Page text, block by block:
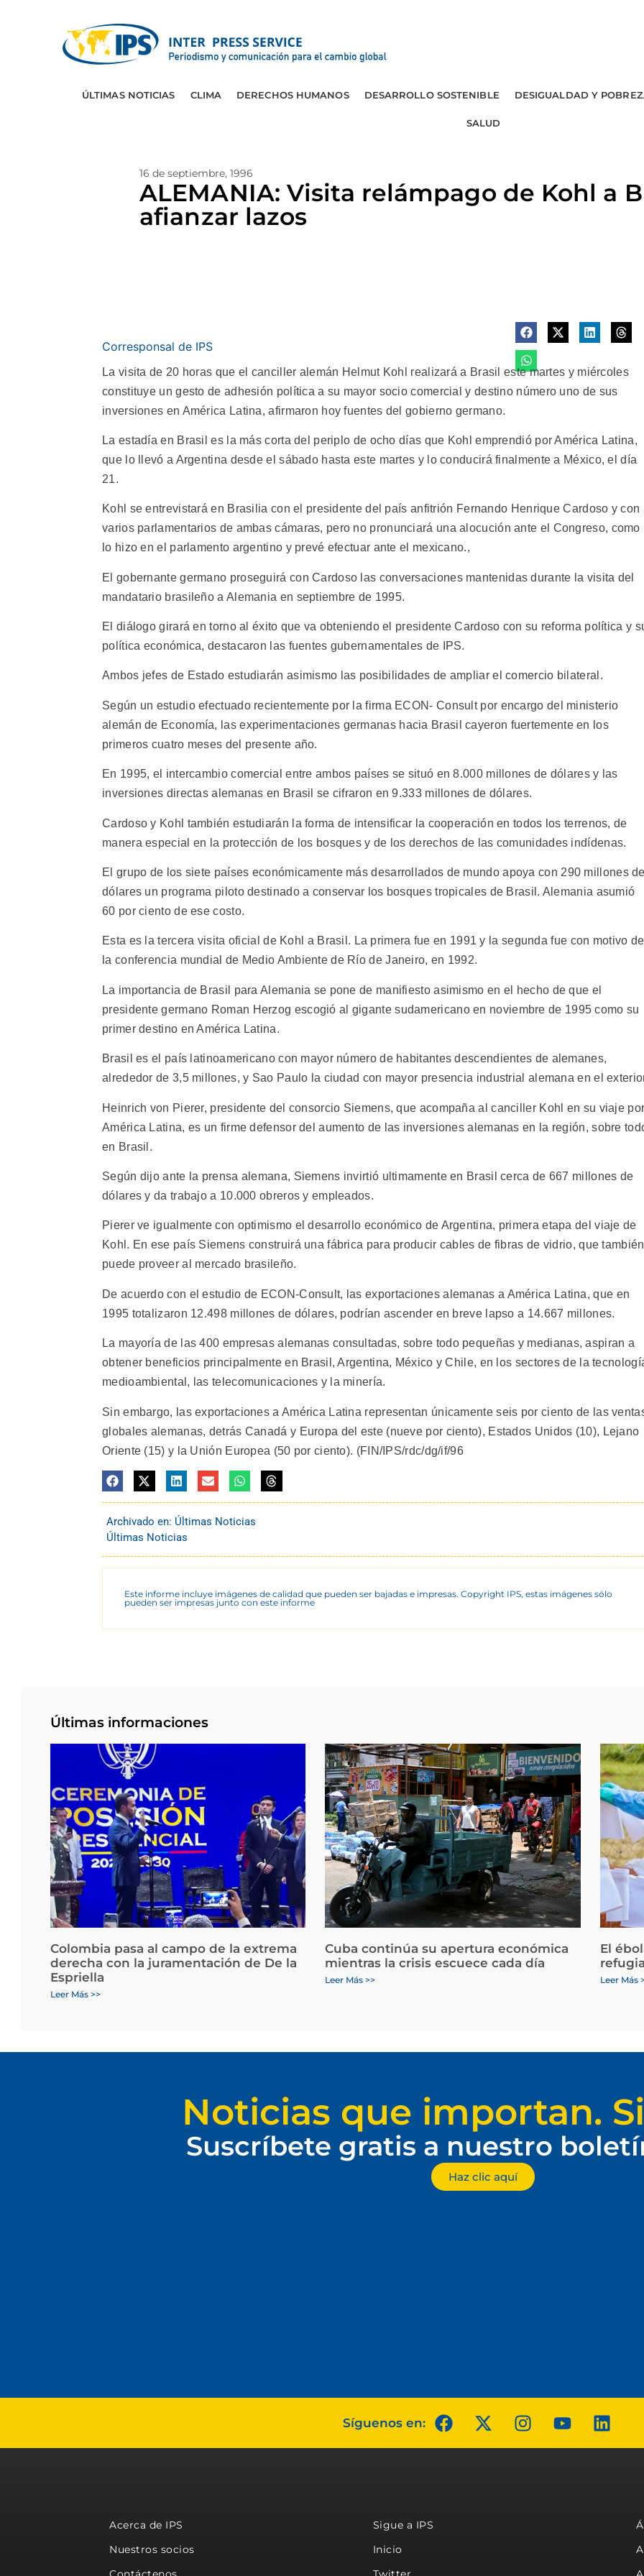
ÚLTIMAS NOTICIAS CLIMA DERECHOS HUMANOS DESARROLLO SOSTENIBLE DESIGUALDAD Y
SALUD
16 de septiembre, 1996
ALEMANIA: Visita relámpago de Kohl a
afianzar lazos
Corresponsal de IPS
La visita de 20 horas que el canciller alemán Helmut Kohl realizará a Brasil este martes y miércoles
constituye un gesto de adhesión política a su mayor socio comercial y destino número uno de sus
inversiones en América Latina, afirmaron hoy fuentes del gobierno germano.
La estadía en Brasil es la más corta del periplo de ocho días que Kohl emprendió por América Latina,
que lo llevó a Argentina desde el sábado hasta este martes y lo conducirá finalmente a México, el día
21.
Kohl se entrevistará en Brasilia con el presidente del país anfitrión Fernando Henrique Cardoso y con
varios parlamentarios de ambas cámaras, pero no pronunciará una alocución ante el Congreso, como
lo hizo en el parlamento argentino y prevé efectuar ante el mexicano.,
El gobernante germano proseguirá con Cardoso las conversaciones mantenidas durante la visita del
mandatario brasileño a Alemania en septiembre de 1995.
El diálogo girará en torno al éxito que va obteniendo el presidente Cardoso con su reforma política y
política económica, destacaron las fuentes gubernamentales de IPS.
Ambos jefes de Estado estudiarán asimismo las posibilidades de ampliar el comercio bilateral.
Según un estudio efectuado recientemente por la firma ECON- Consult por encargo del ministerio
alemán de Economía, las experimentaciones germanas hacia Brasil cayeron fuertemente en los
primeros cuatro meses del presente año.
En 1995, el intercambio comercial entre ambos países se situó en 8.000 millones de dólares y las
inversiones directas alemanas en Brasil se cifraron en 9.333 millones de dólares.
Cardoso y Kohl también estudiarán la forma de intensificar la cooperación en todos los terrenos, de
manera especial en la protección de los bosques y de los derechos de las comunidades indídenas.
El grupo de los siete países económicamente más desarrollados de mundo apoya con 290 millones
dólares un programa piloto destinado a conservar los bosques tropicales de Brasil. Alemania asumió
60 por ciento de ese costo.
Esta es la tercera visita oficial de Kohl a Brasil. La primera fue en 1991 y la segunda fue con motivo de
la conferencia mundial de Medio Ambiente de Río de Janeiro, en 1992.
La importancia de Brasil para Alemania se pone de manifiesto asimismo en el hecho de que el
presidente germano Roman Herzog escogió al gigante sudamericano en noviembre de 1995 como su
primer destino en América Latina.
Brasil es el país latinoamericano con mayor número de habitantes descendientes de alemanes,
alrededor de 3,5 millones, y Sao Paulo la ciudad con mayor presencia industrial alemana en el
Heinrich von Pierer, presidente del consorcio Siemens, que acompaña al canciller Kohl en su viaje
América Latina, es un firme defensor del aumento de las inversiones alemanas en la región, sobre
en Brasil.
Según dijo ante la prensa alemana, Siemens invirtió ultimamente en Brasil cerca de 667 millones de
dólares y da trabajo a 10.000 obreros y empleados.
Pierer ve igualmente con optimismo el desarrollo económico de Argentina, primera etapa del viaje de
Kohl. En ese país Siemens construirá una fábrica para producir cables de fibras de vidrio, que también
puede proveer al mercado brasileño.
De acuerdo con el estudio de ECON-Consult, las exportaciones alemanas a América Latina, que en
1995 totalizaron 12.498 millones de dólares, podrían ascender en breve lapso a 14.667 millones.
La mayoría de las 400 empresas alemanas consultadas, sobre todo pequeñas y medianas, aspiran a
obtener beneficios principalmente en Brasil, Argentina, México y Chile, en los sectores de la
medioambiental, las telecomunicaciones y la minería.
Sin embargo, las exportaciones a América Latina representan únicamente seis por ciento de las
globales alemanas, detrás Canadá y Europa del este (nueve por ciento), Estados Unidos (10), Lejano
Oriente (15) y la Unión Europea (50 por ciento). (FIN/IPS/rdc/dg/if/96
Archivado en: Últimas Noticias
Últimas Noticias
Este informe incluye imágenes de calidad que pueden ser bajadas e impresas. Copyright IPS, estas imágenes sólo
pueden ser impresas junto con este informe
Últimas informaciones
Colombia pasa al campo de la extrema
derecha con la juramentación de De la
Espriella
Leer Más >>
Cuba continúa su apertura económica
mientras la crisis escuece cada día
Leer Más >>
El
Leer Más
Noticias que importan.
Suscríbete gratis a nuestro
Haz clic aquí
Síguenos en:
Acerca de IPS
Nuestros socios
Sigue a IPS
Inicio